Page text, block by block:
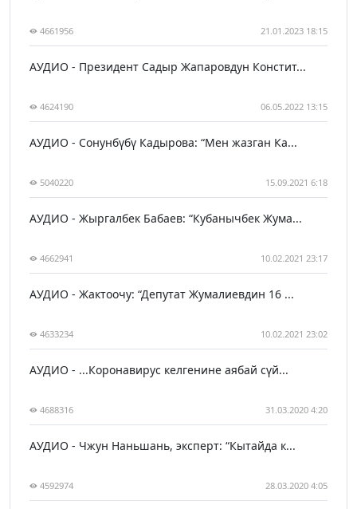
4661956 21.01.2023 18:15
АУДИО - Президент Садыр Жапаровдун Констит...
4624190 06.05.2022 13:15
АУДИО - Сонунбүбү Кадырова: “Мен жазган Ка...
5040220 15.09.2021 6:18
АУДИО - Жыргалбек Бабаев: “Кубанычбек Жума...
4662941 10.02.2021 23:17
АУДИО - Жактоочу: “Депутат Жумалиевдин 16 ...
4633234 10.02.2021 23:02
АУДИО - ...Коронавирус келгенине аябай сүй...
4688316 31.03.2020 4:20
АУДИО - Чжун Наньшань, эксперт: “Кытайда к...
4592974 28.03.2020 4:05